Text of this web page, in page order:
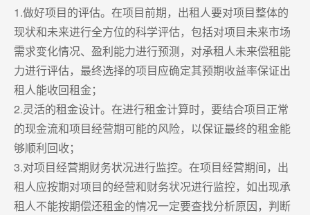
1.做好项目的评估。在项目前期，出租人要对项目整体的
现状和未来进行全方位的科学评估，包括对项目未来市场
需求变化情况、盈利能力进行预测，对承租人未来偿租能
力进行评估，最终选择的项目应确定其预期收益率保证出
租人能收回租金；
2.灵活的租金设计。在进行租金计算时，要结合项目正常
的现金流和项目经营期可能的风险，以保证最终的租金能
够顺利回收；
3.对项目经营期财务状况进行监控。在项目经营期间，出
租人应按期对项目的经营和财务状况进行监控，如出现承
租人不能按期偿还租金的情况一定要查找分析原因，判断